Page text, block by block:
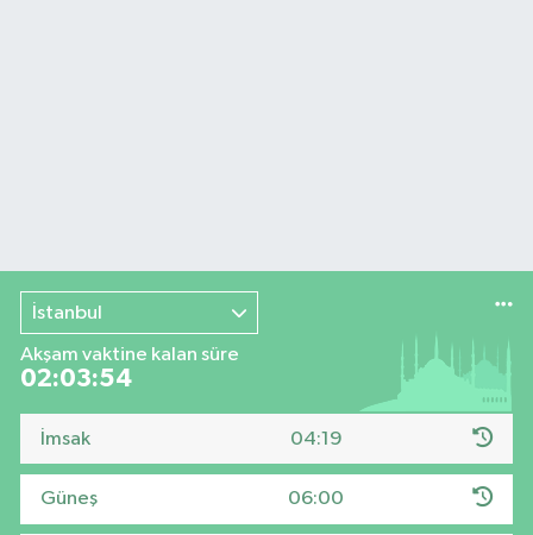
İstanbul
Akşam vaktine kalan süre
02:03:54
İmsak 04:19
Güneş 06:00